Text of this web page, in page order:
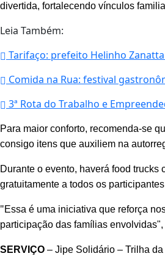
divertida, fortalecendo vínculos
Leia Também:
Tarifaço: prefeito Helinho
Comida na Rua: festival
3ª Rota do Trabalho e
Para maior conforto, recomenda-se
consigo itens que auxiliem na
Durante o evento, haverá food
gratuitamente a todos os
"Essa é uma iniciativa que reforça
participação das famílias
SERVIÇO – Jipe Solidário – Trilha